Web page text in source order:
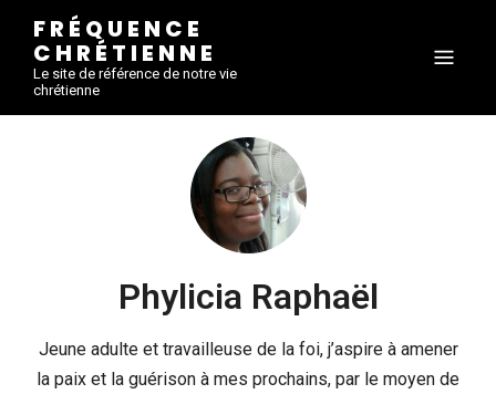
FRÉQUENCE
CHRÉTIENNE
Le site de référence de notre vie
chrétienne
Phylicia Raphaël
Jeune adulte et travailleuse de la foi, j’aspire à amener
la paix et la guérison à mes prochains, par le moyen de